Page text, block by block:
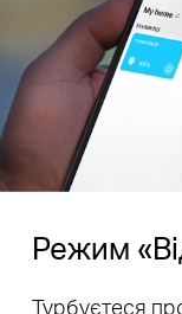
Режим
Турбуєтеся